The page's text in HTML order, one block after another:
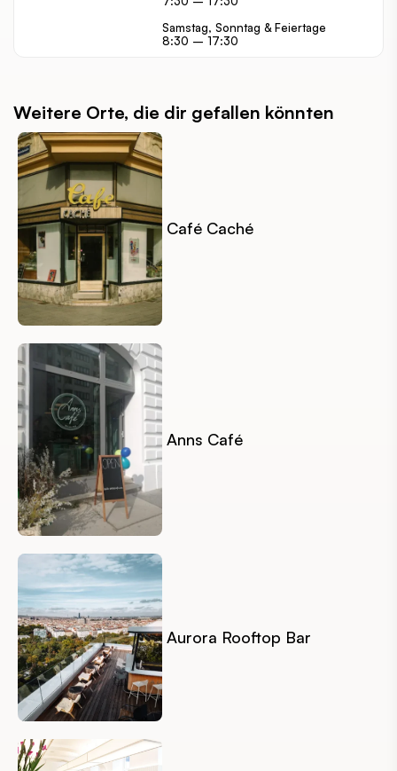
Samstag, Sonntag & Feiertage
8:30 – 17:30
Weitere Orte, die dir gefallen könnten
Café Caché
Anns Café
Aurora Rooftop Bar